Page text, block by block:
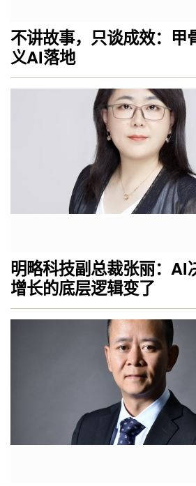
不讲故事，只谈成效：甲
义AI落地
明略科技副总裁张丽：AI
增长的底层逻辑变了